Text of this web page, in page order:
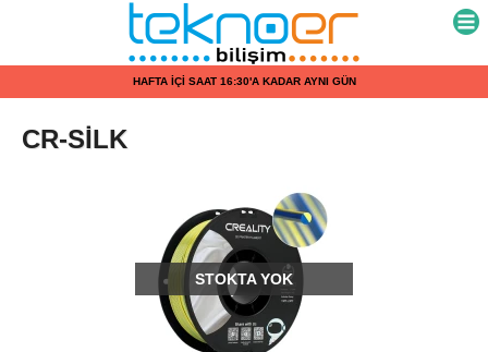
HAFTA
KADAR
AYNI
GÜN
KARGO
CR-SİLK
STOKTA YOK